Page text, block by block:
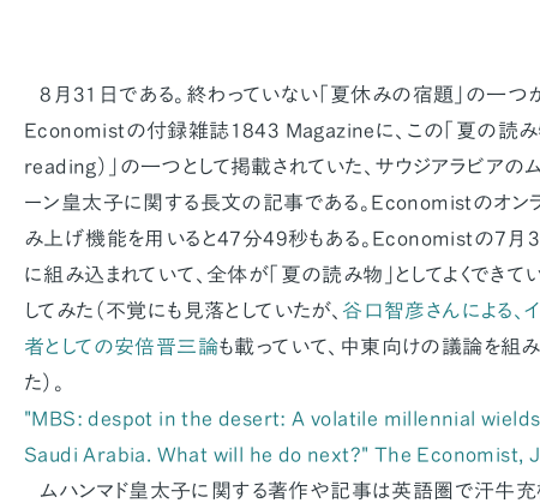
8月31日である。終わっていない「夏休みの宿題」の一つ
Economistの付録雑誌1843 Magazineに、この「夏の読
reading）」の一つとして掲載されていた、サウジアラビアのム
ーン皇太子に関する長文の記事である。Economistのオン
み上げ機能を用いると47分49秒もある。Economistの7
に組み込まれていて、全体が「夏の読み物」としてよくできて
してみた（不覚にも見落としていたが、 谷口智彦さんによる、
者としての安倍晋三論も載っていて、中東向けの議論を組
た）。
"MBS: despot in the desert: A volatile millennial
Saudi Arabia. What will he do next?" The Economist,
ムハンマド皇太子に関する著作や記事は英語圏で汗牛充